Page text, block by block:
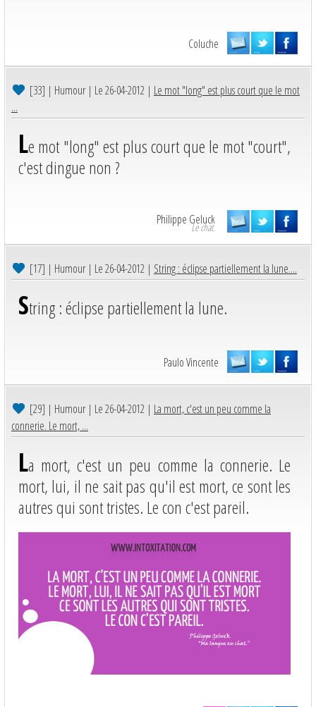
Coluche
[33] | Humour | Le 26-04-2012 | Le mot "long" est plus court que le mot
...
Le mot "long" est plus court que le mot "court",
c'est dingue non ?
Philippe Geluck
Le chat.
[17] | Humour | Le 26-04-2012 | String : éclipse partiellement la lune....
String : éclipse partiellement la lune.
Paulo Vincente
[29] | Humour | Le 26-04-2012 | La mort, c'est un peu comme la
connerie. Le mort, ...
La mort, c'est un peu comme la connerie. Le
mort, lui, il ne sait pas qu'il est mort, ce sont les
autres qui sont tristes. Le con c'est pareil.